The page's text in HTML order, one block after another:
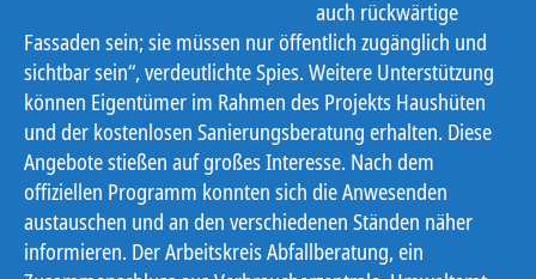
auch rückwärtige
Fassaden sein; sie müssen nur öffentlich zugänglich und
sichtbar sein“, verdeutlichte Spies. Weitere Unterstützung
können Eigentümer im Rahmen des Projekts Haushüten
und der kostenlosen Sanierungsberatung erhalten. Diese
Angebote stießen auf großes Interesse. Nach dem
offiziellen Programm konnten sich die Anwesenden
austauschen und an den verschiedenen Ständen näher
informieren. Der Arbeitskreis Abfallberatung, ein